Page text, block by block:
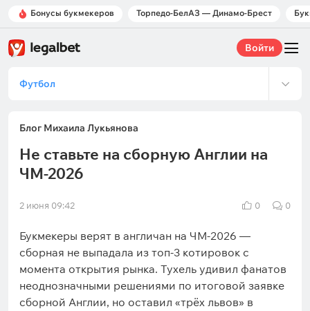
Бонусы букмекеров Торпедо-БелАЗ — Динамо-Брест
Войти
Футбол
Блог Михаила Лукьянова
Не ставьте на сборную Англии на
ЧМ-2026
2 июня 09:42 0 0
Букмекеры верят в англичан на ЧМ-2026 —
сборная не выпадала из топ-3 котировок с
момента открытия рынка. Тухель удивил фанатов
неоднозначными решениями по итоговой заявке
сборной Англии, но оставил «трёх львов» в